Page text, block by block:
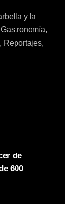
y la
Reportajes,
de
600